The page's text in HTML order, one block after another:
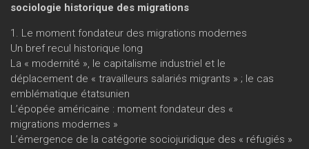
sociologie historique des migrations
1. Le moment fondateur des migrations modernes
Un bref recul historique long
La « modernité », le capitalisme industriel et le
déplacement de « travailleurs salariés migrants » ; le cas
emblématique étatsunien
L’épopée américaine : moment fondateur des «
migrations modernes »
L’émergence de la catégorie sociojuridique des « réfugiés »